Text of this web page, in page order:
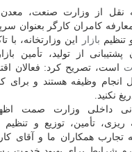
نقل از وزارت صنعت،
کامران کارگر بعنوان
تنظیم بازار
این وزارتخانه، با
از تولید، تأمین
است، تصریح کرد: فعالان
انجام وظیفه هستند و
نکنید.
داخلی وزارت صمت
تأمین، توزیع و تنظیم
تجارب همکاران ما و آقای